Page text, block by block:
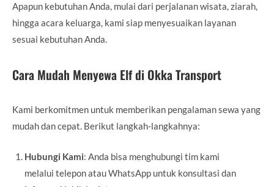
Apapun kebutuhan Anda, mulai dari perjalanan wisata, ziarah,
hingga acara keluarga, kami siap menyesuaikan layanan
sesuai kebutuhan Anda.
Cara Mudah Menyewa Elf di Okka Transport
Kami berkomitmen untuk memberikan pengalaman sewa yang
mudah dan cepat. Berikut langkah-langkahnya:
Hubungi Kami: Anda bisa menghubungi tim kami
melalui telepon atau WhatsApp untuk konsultasi dan